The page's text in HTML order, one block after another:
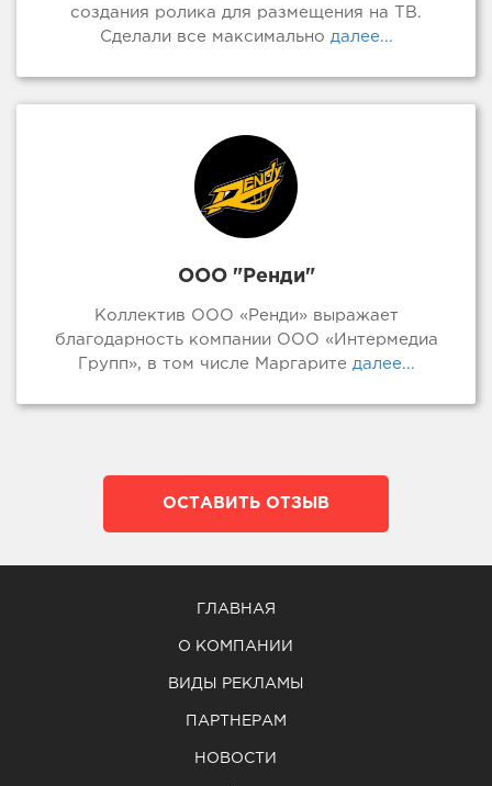
создания ролика для размещения на ТВ.
Сделали все максимально далее...
ООО "Ренди"
Коллектив ООО «Ренди» выражает
благодарность компании ООО «Интермедиа
Групп», в том числе Маргарите далее...
ОСТАВИТЬ ОТЗЫВ
ГЛАВНАЯ
О КОМПАНИИ
ВИДЫ РЕКЛАМЫ
ПАРТНЕРАМ
НОВОСТИ